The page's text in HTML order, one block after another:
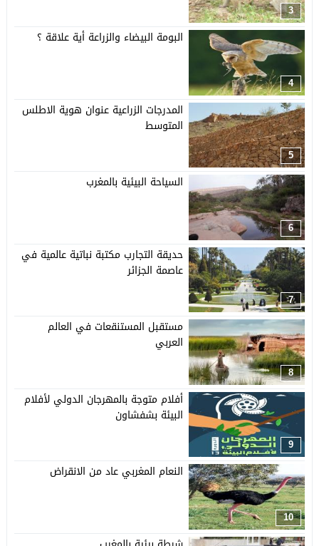
3
4
البومة البيضاء والزراعة أية علاقة ؟
5
المدرجات الزراعية عنوان هوية الاطلس
المتوسط
6
السياحة البيئية بالمغرب
7
حديقة التجارب مكتبة نباتية عالمية في
عاصمة الجزائر
8
مستقبل المستنقعات في العالم
العربي
9
أفلام متوجة بالمهرجان الدولي لأفلام
البيئة بشفشاون
10
النعام المغربي عاد من الانقراض